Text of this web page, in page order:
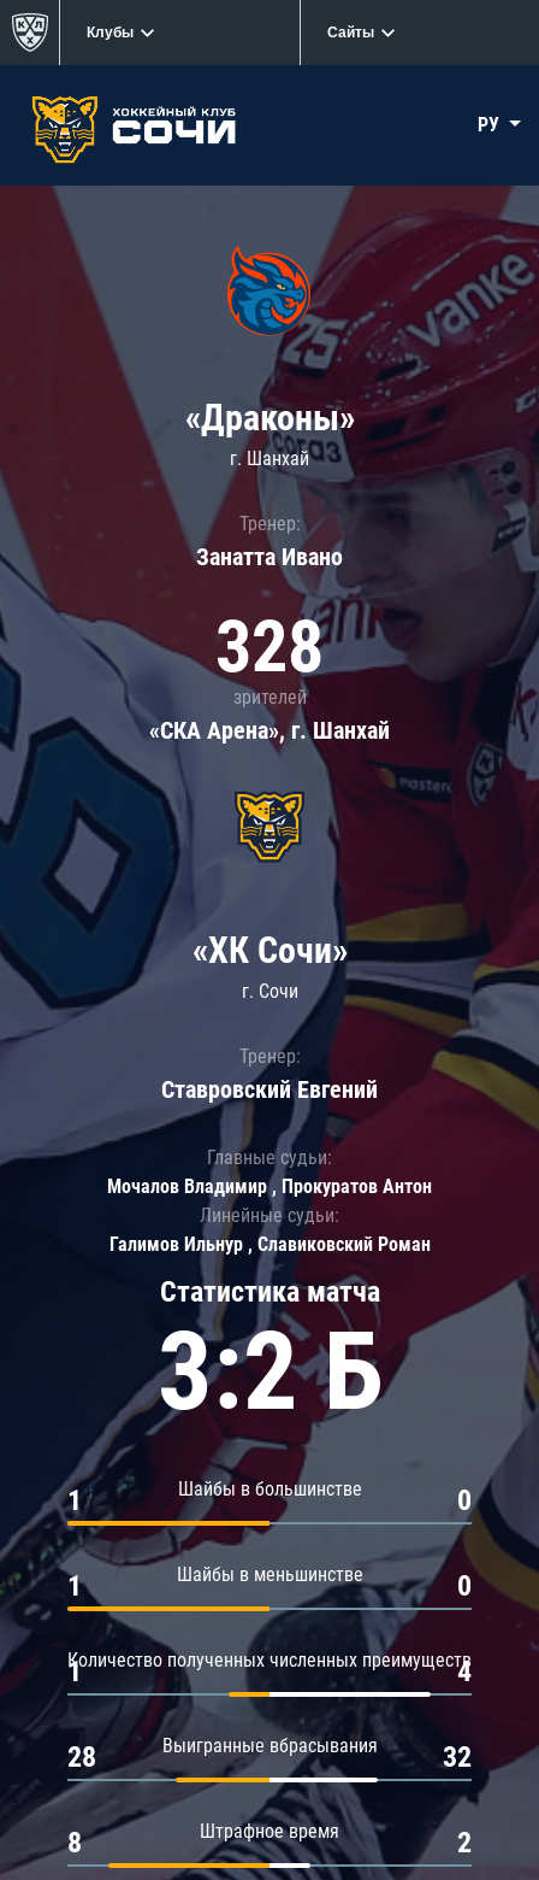
Клубы Сайты
РУ
«Драконы»
г. Шанхай
Тренер:
Занатта Иванo
328
зрителей
«СКА Арена», г. Шанхай
Статистика матча
3:2 Б
Шайбы в большинстве
1 0
Шайбы в меньшинстве
1 0
Количество полученных численных преимуществ
1 4
Выигранные вбрасывания
28 32
Штрафное время
8 2
«ХК Сочи»
г. Сочи
Тренер:
Ставровский Евгений
Главные судьи:
Мочалов Владимир , Прокуратов Антон
Линейные судьи:
Галимов Ильнур , Славиковский Роман